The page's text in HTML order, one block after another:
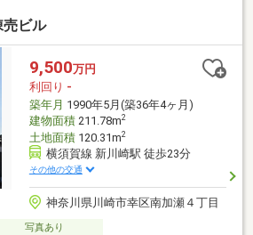
ビル
9,500万円
利回り -
築年月 1990年5月(築36年4ヶ月)
建物面積211.78m2
土地面積120.31m2
横須賀線 新川崎駅 徒歩23分
その他の交通
神奈川県川崎市幸区南加瀬４丁目
写真あり